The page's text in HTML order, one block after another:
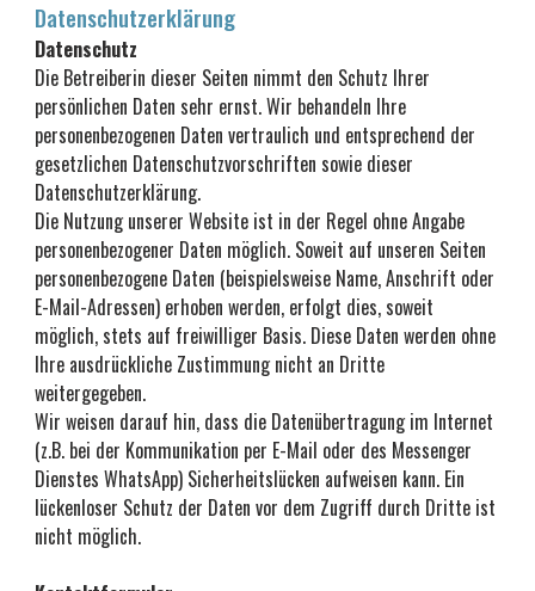
Datenschutzerklärung
Datenschutz
Die Betreiberin dieser Seiten nimmt den Schutz Ihrer
persönlichen Daten sehr ernst. Wir behandeln Ihre
personenbezogenen Daten vertraulich und entsprechend der
gesetzlichen Datenschutzvorschriften sowie dieser
Datenschutzerklärung.
Die Nutzung unserer Website ist in der Regel ohne Angabe
personenbezogener Daten möglich. Soweit auf unseren Seiten
personenbezogene Daten (beispielsweise Name, Anschrift oder
E-Mail-Adressen) erhoben werden, erfolgt dies, soweit
möglich, stets auf freiwilliger Basis. Diese Daten werden ohne
Ihre ausdrückliche Zustimmung nicht an Dritte
weitergegeben.
Wir weisen darauf hin, dass die Datenübertragung im Internet
(z.B. bei der Kommunikation per E-Mail oder des Messenger
Dienstes WhatsApp) Sicherheitslücken aufweisen kann. Ein
lückenloser Schutz der Daten vor dem Zugriff durch Dritte ist
nicht möglich.